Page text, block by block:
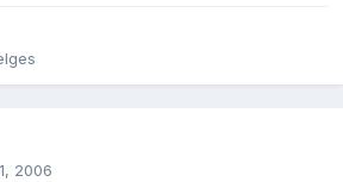
2006